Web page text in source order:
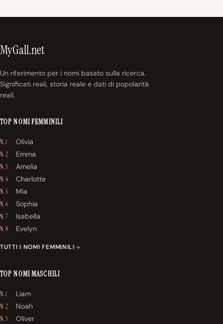
MyGall.net
Un riferimento per i nomi basato sulla ricerca.
Significati reali, storia reale e dati di popolarità
reali.
TOP NOMI FEMMINILI
N. 1 Olivia
N. 2 Emma
N. 3 Amelia
N. 4 Charlotte
N. 5 Mia
N. 6 Sophia
N. 7 Isabella
N. 8 Evelyn
TUTTI I NOMI FEMMINILI
TOP NOMI MASCHILI
N. 1 Liam
N. 2 Noah
N. 3 Oliver